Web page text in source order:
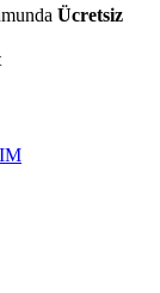
Ücretsiz